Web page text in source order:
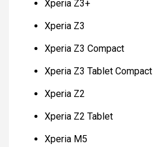
Xperia Z3+
Xperia Z3
Xperia Z3 Compact
Xperia Z3 Tablet Compact
Xperia Z2
Xperia Z2 Tablet
Xperia M5